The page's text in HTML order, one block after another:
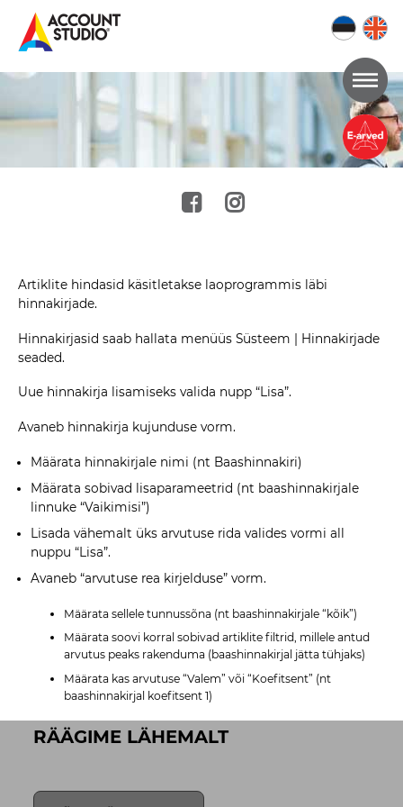
Mine
sisu
Artiklite hindasid käsitletakse laoprogrammis läbi
hinnakirjade.
Hinnakirjasid saab hallata menüüs Süsteem | Hinnakirjade
seaded.
Uue hinnakirja lisamiseks valida nupp “Lisa”.
Avaneb hinnakirja kujunduse vorm.
Määrata hinnakirjale nimi (nt Baashinnakiri)
Määrata sobivad lisaparameetrid (nt baashinnakirjale
linnuke “Vaikimisi”)
Lisada vähemalt üks arvutuse rida valides vormi all
nuppu “Lisa”.
Avaneb “arvutuse rea kirjelduse” vorm.
Määrata sellele tunnussõna (nt baashinnakirjale “kõik”)
Määrata soovi korral sobivad artiklite filtrid, millele antud
arvutus peaks rakenduma (baashinnakirjal jätta tühjaks)
Määrata kas arvutuse “Valem” või “Koefitsent” (nt
baashinnakirjal koefitsent 1)
RÄÄGIME LÄHEMALT